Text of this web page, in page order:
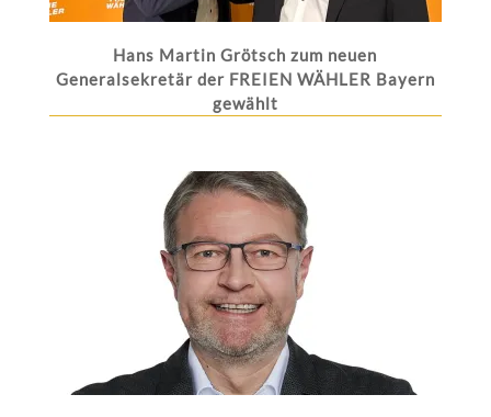
Hans Martin Grötsch zum neuen
Generalsekretär der FREIEN WÄHLER Bayern
gewählt